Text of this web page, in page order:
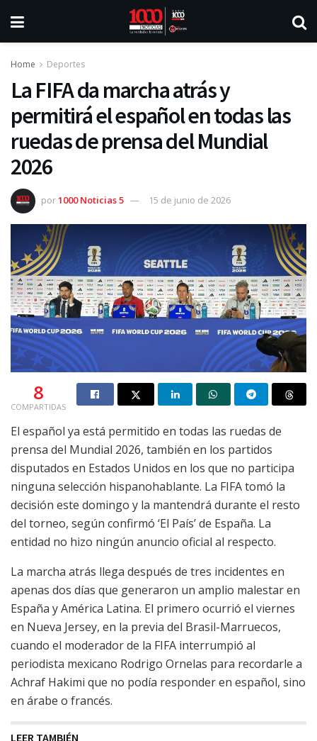
Home Deportes
La FIFA da marcha atrás y
permitirá el español en todas las
ruedas de prensa del Mundial
2026
por1000 Noticias 5 15 de junio de 2026
8
COMPARTIDAS
El español ya está permitido en todas las ruedas de
prensa del Mundial 2026, también en los partidos
disputados en Estados Unidos en los que no participa
ninguna selección hispanohablante. La FIFA tomó la
decisión este domingo y la mantendrá durante el resto
del torneo, según confirmó ‘El País’ de España. La
entidad no hizo ningún anuncio oficial al respecto.
La marcha atrás llega después de tres incidentes en
apenas dos días que generaron un amplio malestar en
España y América Latina. El primero ocurrió el viernes
en Nueva Jersey, en la previa del Brasil-Marruecos,
cuando el moderador de la FIFA interrumpió al
periodista mexicano Rodrigo Ornelas para recordarle a
Achraf Hakimi que no podía responder en español, sino
en árabe o francés.
LEER TAMBIÉN